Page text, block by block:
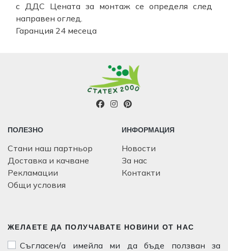
с ДДС Цената за монтаж се определя след
направен оглед.
Гаранция 24 месеца
ПОЛЕЗНО
Стани наш партньор
Доставка и качване
Рекламации
Общи условия
ИНФОРМАЦИЯ
Новости
За нас
Контакти
ЖЕЛАЕТЕ ДА ПОЛУЧАВАТЕ НОВИНИ ОТ НАС
Съгласен/а имейла ми да бъде ползван за